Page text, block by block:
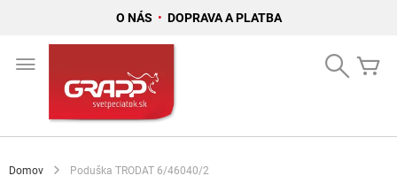
O NÁS • DOPRAVA A PLATBA
Search
Domov Poduška TRODAT 6/46040/2